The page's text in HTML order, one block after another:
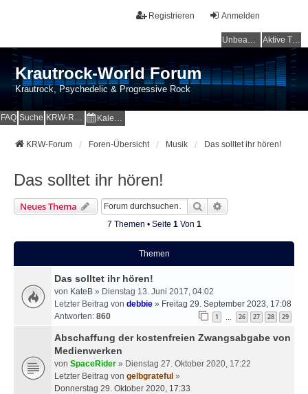
Anmelden
Registrieren
Unbeantwortete Themen Aktive Themen
Krautrock-World Forum
Krautrock, Psychedelic & Progressive Rock
FAQ Suche KRW-Radio Kalender
KRW-Forum Foren-Übersicht Musik Das solltet ihr hören!
Das solltet ihr hören!
Neues Thema Suche
7 Themen • Seite 1Von 1
Themen
Das solltet ihr hören!
von KateB » Dienstag 13. Juni 2017, 04:02
Letzter Beitrag von debbie » Freitag 29. September 2023, 17:08
Antworten: 860 1 26 27 28 29
Abschaffung der kostenfreien Zwangsabgabe von
Medienwerken
von SpaceRider » Dienstag 27. Oktober 2020, 17:22
Letzter Beitrag von gelbgrateful »
Donnerstag 29. Oktober 2020, 17:33